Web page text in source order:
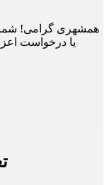
همشهری گرامی! شما
یا درخواست